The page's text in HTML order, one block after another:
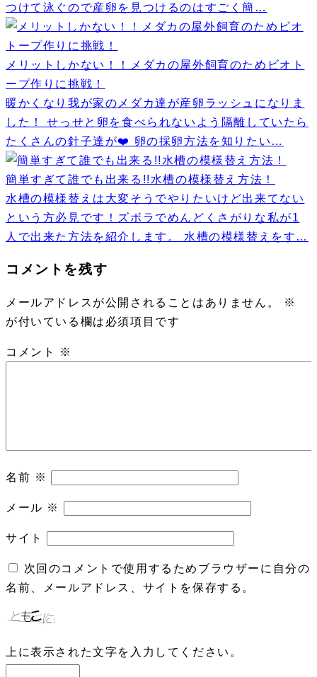
つけて泳ぐので産卵を見つけるのはすごく簡…
メリットしかない！！メダカの屋外飼育のためビオト
ープ作りに挑戦！
暖かくなり我が家のメダカ達が産卵ラッシュになりま
した！ せっせと卵を食べられないよう隔離していたら
たくさんの針子達が❤️ 卵の採卵方法を知りたい…
簡単すぎて誰でも出来る!!水槽の模様替え方法！
水槽の模様替えは大変そうでやりたいけど出来てない
という方必見です！ズボラでめんどくさがりな私が1
人で出来た方法を紹介します。 水槽の模様替えをす…
コメントを残す
メールアドレスが公開されることはありません。
※
が付いている欄は必須項目です
コメント ※
名前 ※
メール ※
サイト
次回のコメントで使用するためブラウザーに自分の
名前、メールアドレス、サイトを保存する。
上に表示された文字を入力してください。